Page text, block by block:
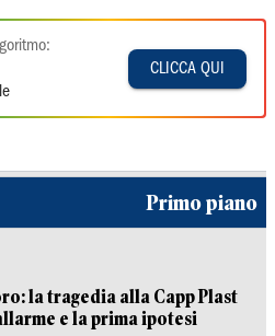
CLICCA QUI
Primo piano
la tragedia alla Capp Plast
e la prima ipotesi